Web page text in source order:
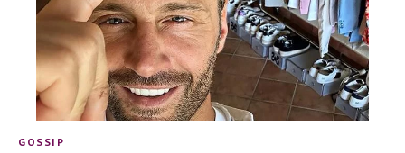
GOSSIP